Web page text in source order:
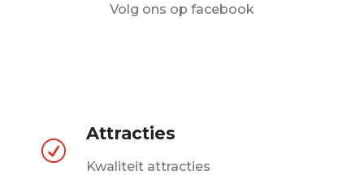
Volg ons op facebook
R
Attracties
Kwaliteit attracties